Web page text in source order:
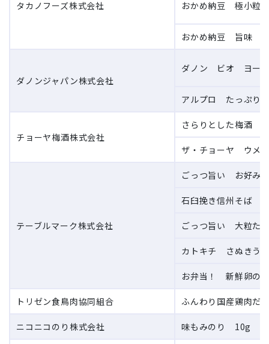
タカノフーズ株式会社 おかめ納豆 極小
おかめ納豆 旨味
ダノンジャパン株式会社
ダノン ビオ ヨー
アルプロ たっぷり
チョーヤ梅酒株式会社
さらりとした梅酒
ザ・チョーヤ ウ
テーブルマーク株式会社
ごっつ旨い お好み
石臼挽き信州そば
ごっつ旨い 大粒
カトキチ さぬき
お弁当！ 新鮮卵の
トリゼン食鳥肉協同組合 ふんわり国産鶏肉
ニコニコのり株式会社 味もみのり 10g